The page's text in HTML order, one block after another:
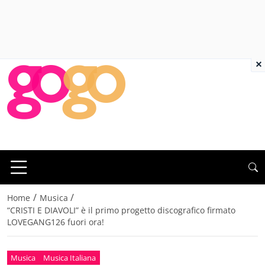
Home / Musica /
“CRISTI E DIAVOLI” è il primo progetto discografico firmato
LOVEGANG126 fuori ora!
Musica Musica Italiana
×